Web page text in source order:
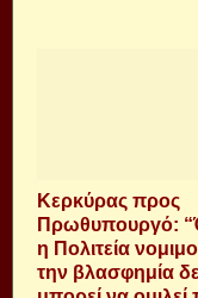
Κερκύρας προς
Πρωθυπουργό:
η Πολιτεία
την βλασφημία